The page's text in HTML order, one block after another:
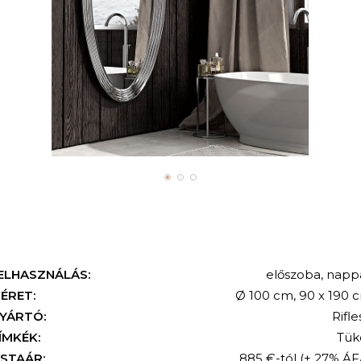
előszoba,
Ø 100 cm, 90 x 190